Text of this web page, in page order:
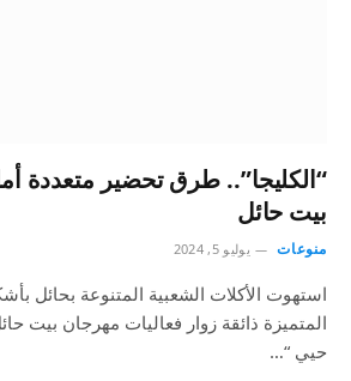
“الكليجا”.. طرق تحضير متعددة
بيت حائل
منوعات يوليو 5, 2024
استهوت الأكلات الشعبية المتنوعة بحائل
المتميزة ذائقة زوار فعاليات مهرجان بيت
حيي “…